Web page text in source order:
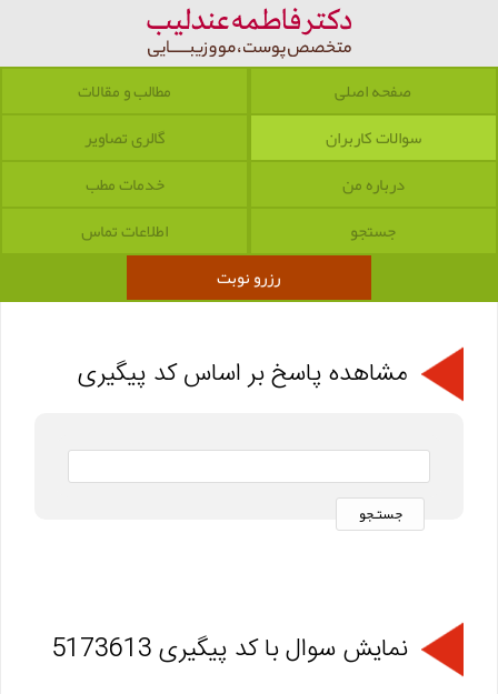
صفحه اصلی
مطالب و مقالات
سوالات کاربران
گالری تصاویر
درباره من
خدمات مطب
جستجو
اطلاعات تماس
رزرو نوبت
مشاهده پاسخ بر اساس کد پیگیری
نمایش سوال با کد پیگیری 5173613